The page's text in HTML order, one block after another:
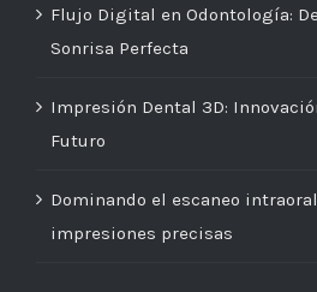
Flujo Digital en Odontología:
Sonrisa Perfecta
Impresión Dental 3D:
Futuro
Dominando el escaneo
impresiones precisas